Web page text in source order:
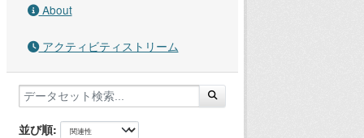
About
アクティビティストリーム
並び順